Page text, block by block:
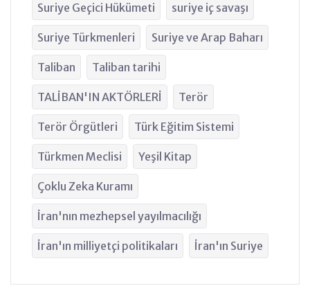
Suriye Geçici Hükümeti suriye iç savaşı
Suriye Türkmenleri Suriye ve Arap Baharı
Taliban Taliban tarihi
TALİBAN'IN AKTÖRLERİ Terör
Terör Örgütleri Türk Eğitim Sistemi
Türkmen Meclisi Yeşil Kitap
Çoklu Zeka Kuramı
İran'nın mezhepsel yayılmacılığı
İran'ın milliyetçi politikaları İran'ın Suriye